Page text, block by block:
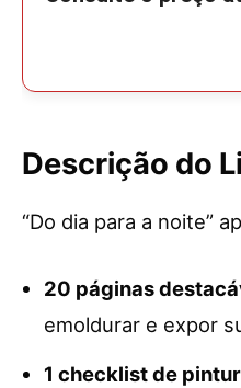
Descrição do
“Do dia para a noite”
20 páginas
emoldurar e expor
1 checklist de